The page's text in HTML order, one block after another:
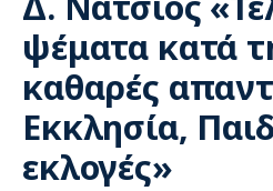
ψέματα κατά
καθαρές
Εκκλησία,
εκλογές»